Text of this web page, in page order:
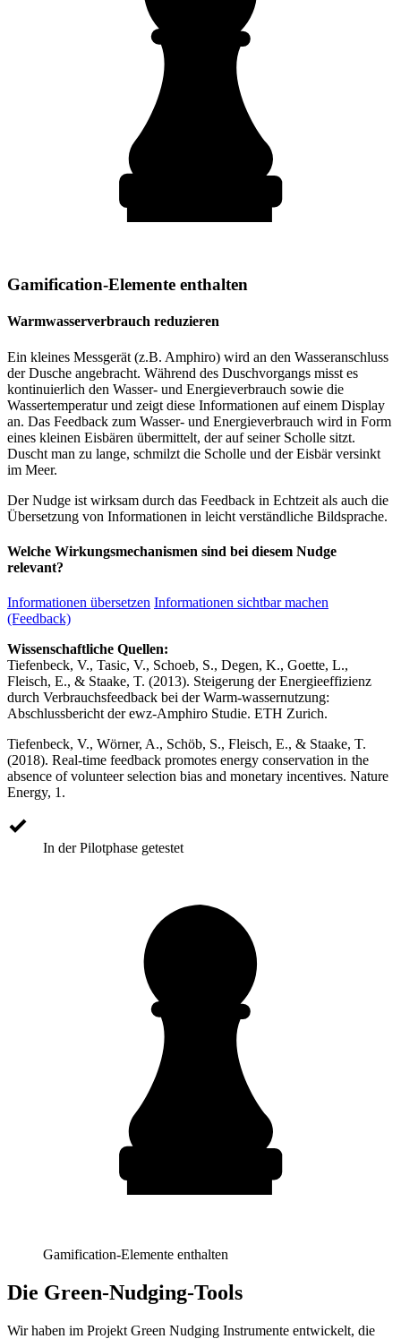
Gamification-Elemente enthalten
Warmwasserverbrauch reduzieren
Ein kleines Messgerät (z.B. Amphiro) wird an den Wasseranschluss
der Dusche angebracht. Während des Duschvorgangs misst es
kontinuierlich den Wasser- und Energieverbrauch sowie die
Wassertemperatur und zeigt diese Informationen auf einem Display
an. Das Feedback zum Wasser- und Energieverbrauch wird in Form
eines kleinen Eisbären übermittelt, der auf seiner Scholle sitzt.
Duscht man zu lange, schmilzt die Scholle und der Eisbär versinkt
im Meer.
Der Nudge ist wirksam durch das Feedback in Echtzeit als auch die
Übersetzung von Informationen in leicht verständliche Bildsprache.
Welche Wirkungsmechanismen sind bei diesem Nudge
relevant?
Informationen übersetzen Informationen sichtbar machen
(Feedback)
Wissenschaftliche Quellen:
Tiefenbeck, V., Tasic, V., Schoeb, S., Degen, K., Goette, L.,
Fleisch, E., & Staake, T. (2013). Steigerung der Energieeffizienz
durch Verbrauchsfeedback bei der Warm-wassernutzung:
Abschlussbericht der ewz-Amphiro Studie. ETH Zurich.
Tiefenbeck, V., Wörner, A., Schöb, S., Fleisch, E., & Staake, T.
(2018). Real-time feedback promotes energy conservation in the
absence of volunteer selection bias and monetary incentives. Nature
Energy, 1.
In der Pilotphase getestet
Gamification-Elemente enthalten
Die Green-Nudging-Tools
Wir haben im Projekt Green Nudging Instrumente entwickelt, die